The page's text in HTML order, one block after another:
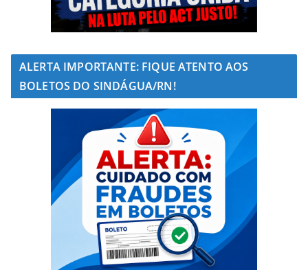
ALERTA IMPORTANTE: FIQUE ATENTO AOS
BOLETOS DO SINDÁGUA/RN!